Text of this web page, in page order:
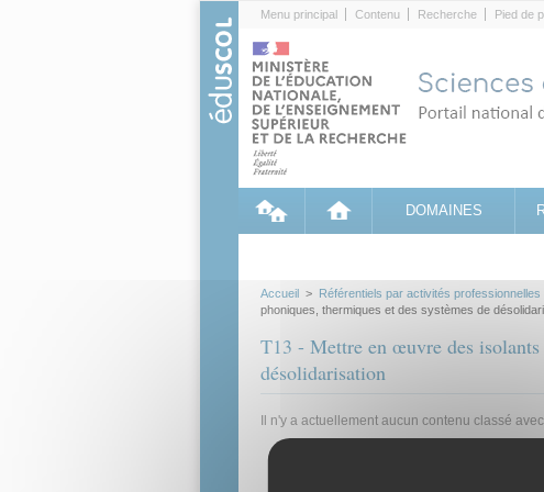
Menu principal Contenu Recherche Pied de
DOMAINES
Accueil > Référentiels par activités professionnelles
phoniques, thermiques et des systèmes de
T13 - Mettre en œuvre des isolants
désolidarisation
Il n'y a actuellement aucun contenu classé